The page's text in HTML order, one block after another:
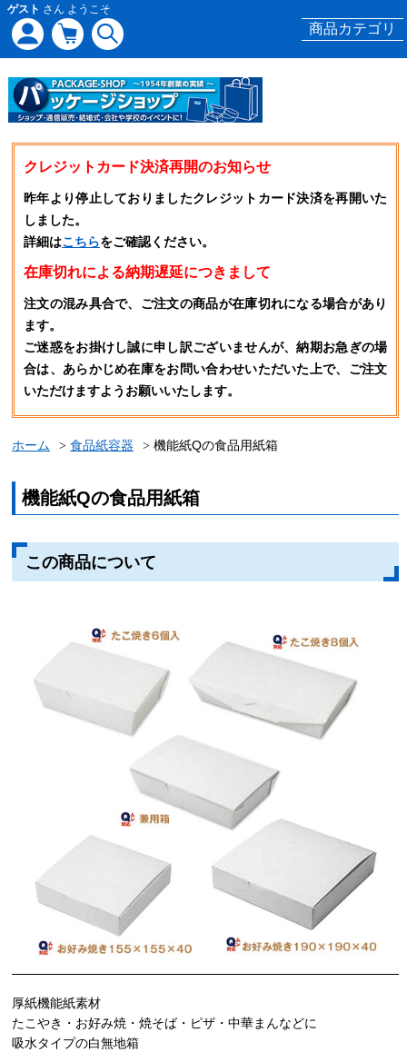
ゲスト さん ようこそ
商品カテゴリ
クレジットカード決済再開のお知らせ
昨年より停止しておりましたクレジットカード決済を再開いた
しました。
詳細はこちらをご確認ください。
在庫切れによる納期遅延につきまして
注文の混み具合で、ご注文の商品が在庫切れになる場合があり
ます。
ご迷惑をお掛けし誠に申し訳ございませんが、納期お急ぎの場
合は、あらかじめ在庫をお問い合わせいただいた上で、ご注文
いただけますようお願いいたします。
ホーム 食品紙容器 機能紙Qの食品用紙箱
機能紙Qの食品用紙箱
この商品について
厚紙機能紙素材
たこやき・お好み焼・焼そば・ピザ・中華まんなどに
吸水タイプの白無地箱